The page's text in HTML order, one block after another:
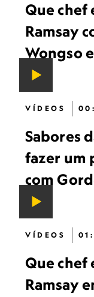
Que chef
Ramsay
Wongso
VÍDEOS
Sabores
fazer um
com
VÍDEOS
Que chef
Ramsay